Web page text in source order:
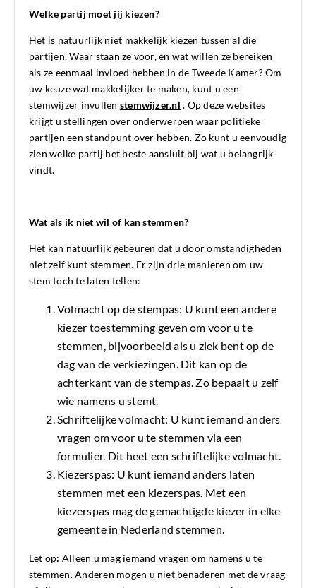
Welke partij moet jij kiezen?
Het is natuurlijk niet makkelijk kiezen tussen al die
partijen. Waar staan ze voor, en wat willen ze bereiken
als ze eenmaal invloed hebben in de Tweede Kamer? Om
uw keuze wat makkelijker te maken, kunt u een
stemwijzer invullen stemwijzer.nl . Op deze websites
krijgt u stellingen over onderwerpen waar politieke
partijen een standpunt over hebben. Zo kunt u eenvoudig
zien welke partij het beste aansluit bij wat u belangrijk
vindt.
Wat als ik niet wil of kan stemmen?
Het kan natuurlijk gebeuren dat u door omstandigheden
niet zelf kunt stemmen. Er zijn drie manieren om uw
stem toch te laten tellen:
Volmacht op de stempas: U kunt een andere
kiezer toestemming geven om voor u te
stemmen, bijvoorbeeld als u ziek bent op de
dag van de verkiezingen. Dit kan op de
achterkant van de stempas. Zo bepaalt u zelf
wie namens u stemt.
Schriftelijke volmacht: U kunt iemand anders
vragen om voor u te stemmen via een
formulier. Dit heet een schriftelijke volmacht.
Kiezerspas: U kunt iemand anders laten
stemmen met een kiezerspas. Met een
kiezerspas mag de gemachtigde kiezer in elke
gemeente in Nederland stemmen.
Let op: Alleen u mag iemand vragen om namens u te
stemmen. Anderen mogen u niet benaderen met de vraag